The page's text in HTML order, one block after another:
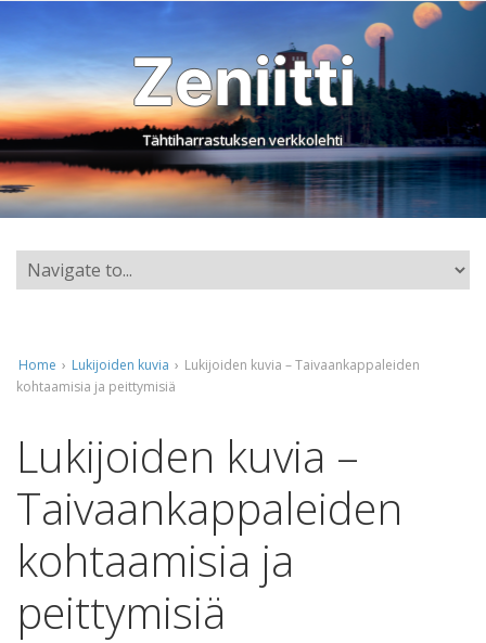
Zeniitti
Tähtiharrastuksen verkkolehti
Home › Lukijoiden kuvia › Lukijoiden kuvia – Taivaankappaleiden
kohtaamisia ja peittymisiä
Lukijoiden kuvia –
Taivaankappaleiden
kohtaamisia ja
peittymisiä